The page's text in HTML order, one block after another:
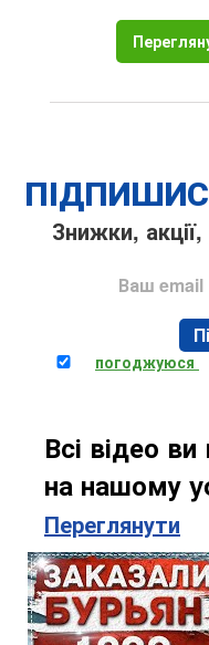
Знижки,
погоджуюся
Всі відео
на нашому
Переглянути